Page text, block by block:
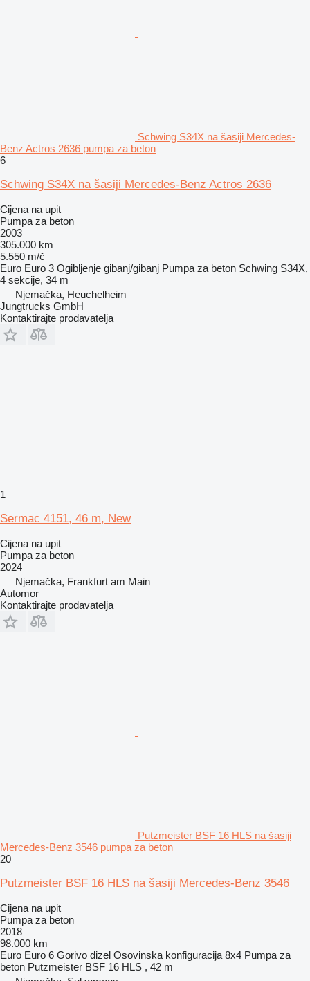
Schwing S34X na šasiji Mercedes-
Benz Actros 2636 pumpa za beton
6
Schwing S34X na šasiji Mercedes-Benz Actros 2636
Cijena na upit
Pumpa za beton
2003
305.000 km
5.550 m/č
Euro Euro 3 Ogibljenje gibanj/gibanj Pumpa za beton Schwing S34X,
4 sekcije, 34 m
Njemačka, Heuchelheim
Jungtrucks GmbH
Kontaktirajte prodavatelja
1
Sermac 4151, 46 m, New
Cijena na upit
Pumpa za beton
2024
Njemačka, Frankfurt am Main
Automor
Kontaktirajte prodavatelja
Putzmeister BSF 16 HLS na šasiji
Mercedes-Benz 3546 pumpa za beton
20
Putzmeister BSF 16 HLS na šasiji Mercedes-Benz 3546
Cijena na upit
Pumpa za beton
2018
98.000 km
Euro Euro 6 Gorivo dizel Osovinska konfiguracija 8x4 Pumpa za
beton Putzmeister BSF 16 HLS , 42 m